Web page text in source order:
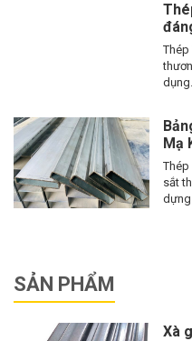
Thép
Mạ
Thép
sắt
dựng
SẢN PHẨM
Xà